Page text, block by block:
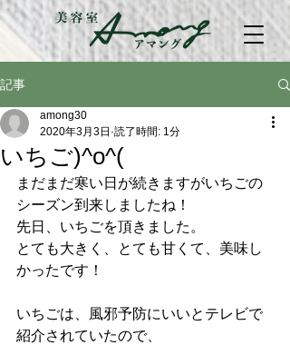
記事
いちご)^o^(
among30
2020年3月3日 読了時間: 1分
まだまだ寒い日が続きますがいちごの
シーズン到来しましたね！
先日、いちごを頂きました。
とても大きく、とても甘くて、美味し
かったです！
いちごは、風邪予防にいいとテレビで
紹介されていたので、